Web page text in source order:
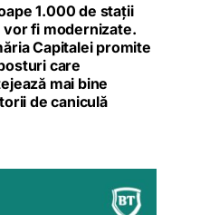
1.000 de stații
vor fi modernizate.
Capitalei promite
care
mai bine
de caniculă